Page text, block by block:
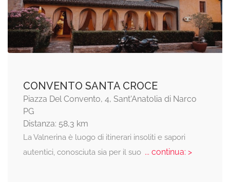
CONVENTO SANTA CROCE
Piazza Del Convento, 4, Sant'Anatolia di Narco
PG
Distanza: 58,3 km
La Valnerina è luogo di itinerari insoliti e sapori
autentici, conosciuta sia per il suo... continua: >